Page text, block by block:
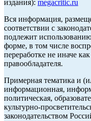
издания): megacritic.ru
Вся информация,
соответствии с
подлежит
форме, в том числе
переработке не иначе
правообладателя.
Примерная тематика и
информационная,
политическая,
культурно-
законодательством